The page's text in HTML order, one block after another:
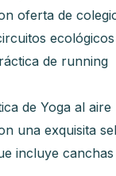
oferta de
ecológicos
de running
de Yoga al aire
una exquisita
incluye